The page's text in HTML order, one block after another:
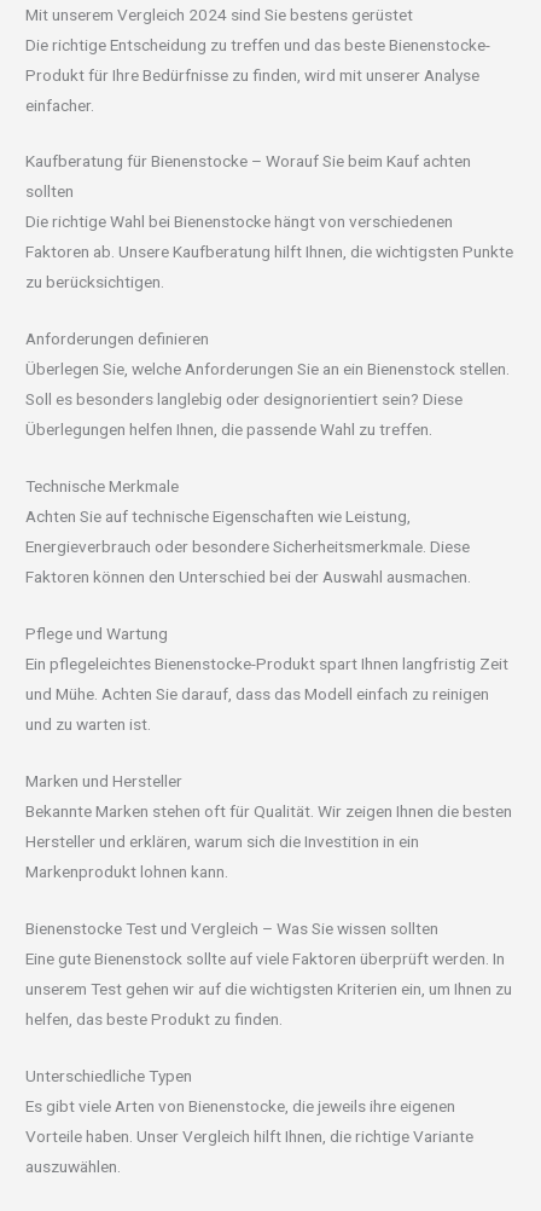
Mit unserem Vergleich 2024 sind Sie bestens gerüstet
Die richtige Entscheidung zu treffen und das beste Bienenstocke-
Produkt für Ihre Bedürfnisse zu finden, wird mit unserer Analyse
einfacher.
Kaufberatung für Bienenstocke – Worauf Sie beim Kauf achten
sollten
Die richtige Wahl bei Bienenstocke hängt von verschiedenen
Faktoren ab. Unsere Kaufberatung hilft Ihnen, die wichtigsten Punkte
zu berücksichtigen.
Anforderungen definieren
Überlegen Sie, welche Anforderungen Sie an ein Bienenstock stellen.
Soll es besonders langlebig oder designorientiert sein? Diese
Überlegungen helfen Ihnen, die passende Wahl zu treffen.
Technische Merkmale
Achten Sie auf technische Eigenschaften wie Leistung,
Energieverbrauch oder besondere Sicherheitsmerkmale. Diese
Faktoren können den Unterschied bei der Auswahl ausmachen.
Pflege und Wartung
Ein pflegeleichtes Bienenstocke-Produkt spart Ihnen langfristig Zeit
und Mühe. Achten Sie darauf, dass das Modell einfach zu reinigen
und zu warten ist.
Marken und Hersteller
Bekannte Marken stehen oft für Qualität. Wir zeigen Ihnen die besten
Hersteller und erklären, warum sich die Investition in ein
Markenprodukt lohnen kann.
Bienenstocke Test und Vergleich – Was Sie wissen sollten
Eine gute Bienenstock sollte auf viele Faktoren überprüft werden. In
unserem Test gehen wir auf die wichtigsten Kriterien ein, um Ihnen zu
helfen, das beste Produkt zu finden.
Unterschiedliche Typen
Es gibt viele Arten von Bienenstocke, die jeweils ihre eigenen
Vorteile haben. Unser Vergleich hilft Ihnen, die richtige Variante
auszuwählen.